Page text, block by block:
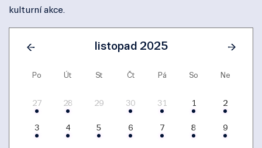
kulturní akce.
listopad 2025
Po Út St Čt Pá So Ne
27 28 29 30 31 1 2
3 4 5 6 7 8 9